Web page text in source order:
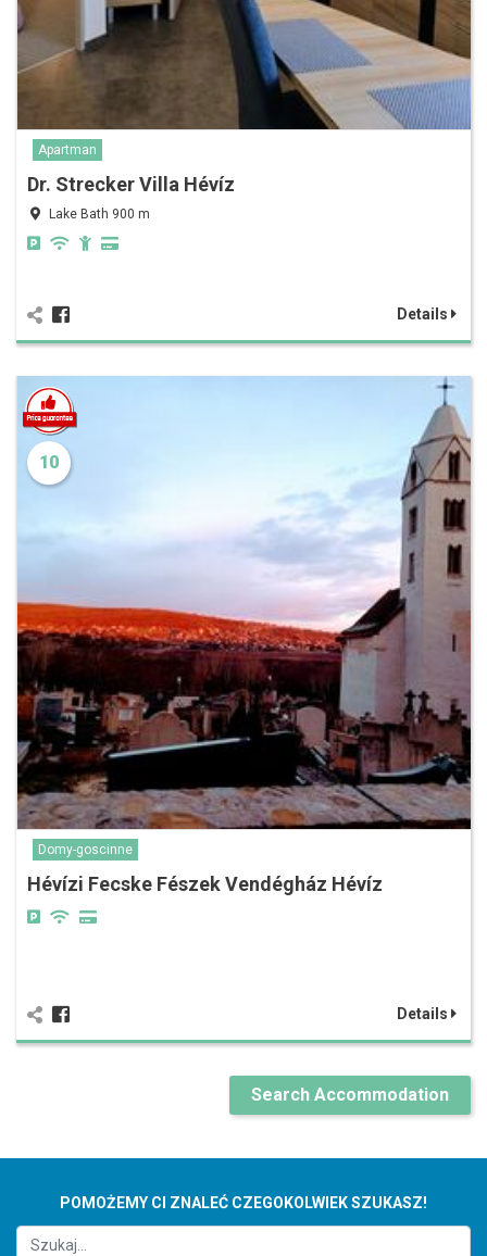
Apartman
Dr. Strecker Villa Hévíz
Lake Bath 900 m
Details
10
Domy-goscinne
Hévízi Fecske Fészek Vendégház Hévíz
Details
Search Accommodation
POMOŻEMY CI ZNALEĆ CZEGOKOLWIEK SZUKASZ!